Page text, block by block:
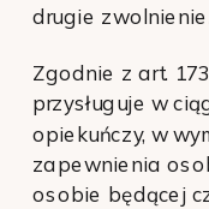
drugie
Zgodnie z art.
przysługuje w
opiekuńczy, w
zapewnienia
osobie będącej